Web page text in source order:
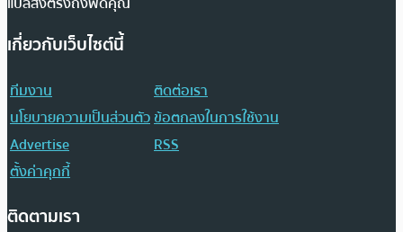
เกี่ยวกับเว็บไซต์นี้
ทีมงาน
ติดต่อเรา
นโยบายความเป็นส่วนตัวข้อตกลงในการใช้งาน
Advertise
RSS
ตั้งค่าคุกกี้
ติดตามเรา